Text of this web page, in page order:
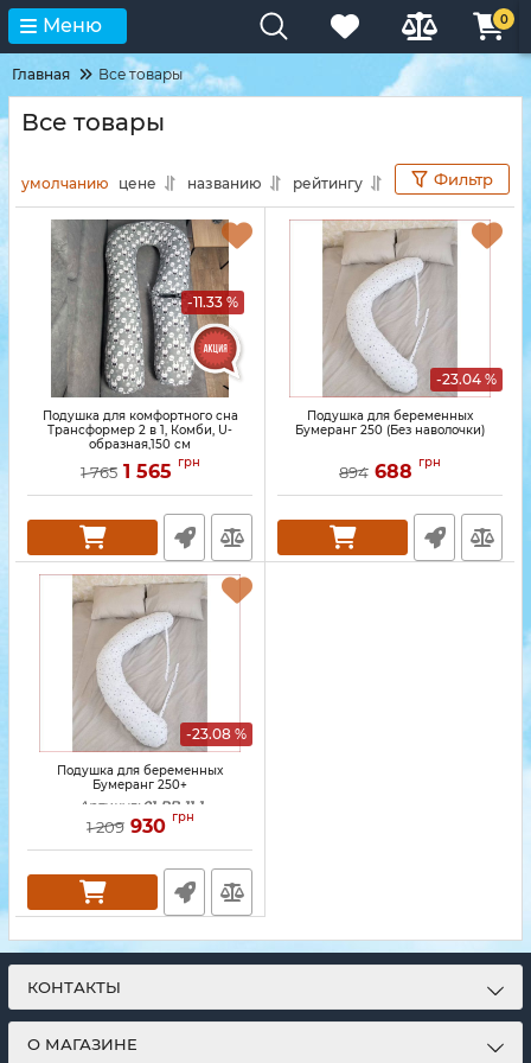
Меню 0
Главная Все товары
Все товары
умолчанию цене названию рейтингу Фильтр
-11.33 %
Подушка для комфортного сна
Трансформер 2 в 1, Комби, U-
образная,150 см
1 765 1 565 грн
-23.04 %
Подушка для беременных
Бумеранг 250 (Без наволочки)
894 688 грн
-23.08 %
Подушка для беременных
Бумеранг 250+
Артикул: 01-PB-11-1
1 209 930 грн
КОНТАКТЫ
О МАГАЗИНЕ